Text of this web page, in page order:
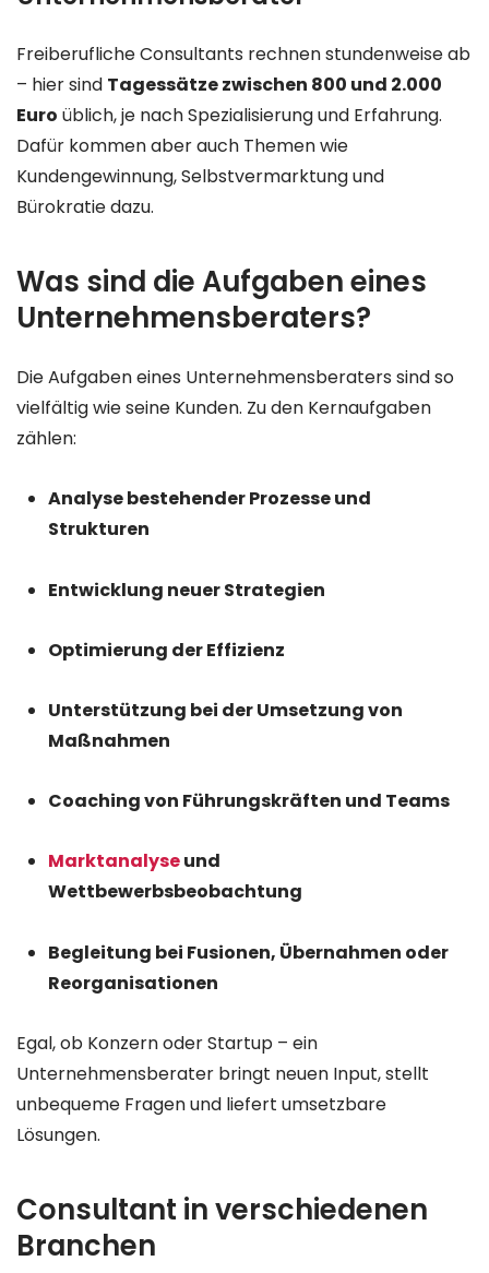
Freiberufliche Consultants rechnen stundenweise ab
– hier sind Tagessätze zwischen 800 und 2.000
Euro üblich, je nach Spezialisierung und Erfahrung.
Dafür kommen aber auch Themen wie
Kundengewinnung, Selbstvermarktung und
Bürokratie dazu.
Was sind die Aufgaben eines
Unternehmensberaters?
Die Aufgaben eines Unternehmensberaters sind so
vielfältig wie seine Kunden. Zu den Kernaufgaben
zählen:
Analyse bestehender Prozesse und
Strukturen
Entwicklung neuer Strategien
Optimierung der Effizienz
Unterstützung bei der Umsetzung von
Maßnahmen
Coaching von Führungskräften und Teams
Marktanalyseund
Wettbewerbsbeobachtung
Begleitung bei Fusionen, Übernahmen oder
Reorganisationen
Egal, ob Konzern oder Startup – ein
Unternehmensberater bringt neuen Input, stellt
unbequeme Fragen und liefert umsetzbare
Lösungen.
Consultant in verschiedenen
Branchen